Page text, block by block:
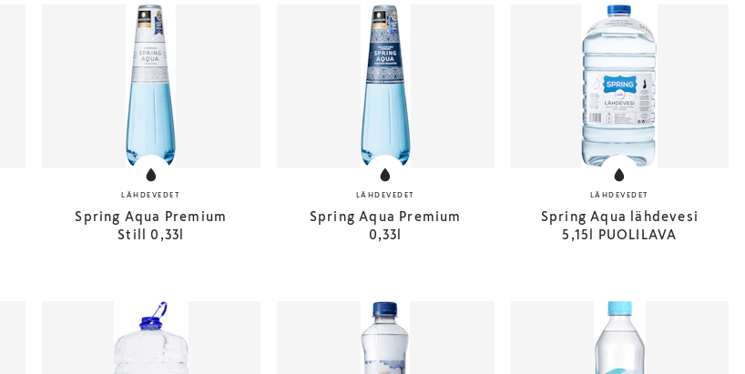
LÄHDEVEDET
Spring Aqua Premium
Still 0,33l
LÄHDEVEDET
Spring Aqua Premium
0,33l
LÄHDEVEDET
Spring Aqua lähdevesi
5,15l PUOLILAVA